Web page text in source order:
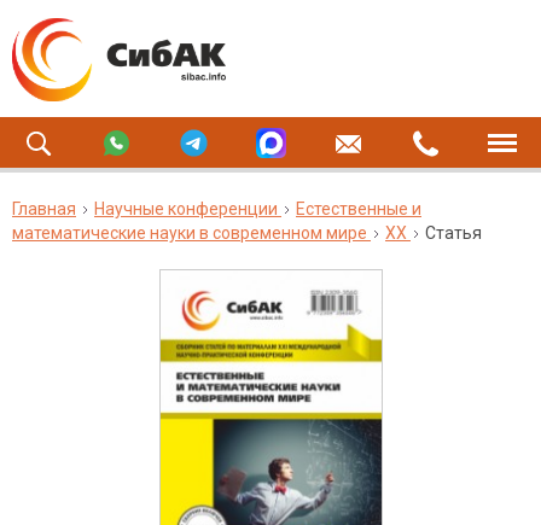
Главная Научные конференции
Естественные и
математические науки в современном мире
XX Статья